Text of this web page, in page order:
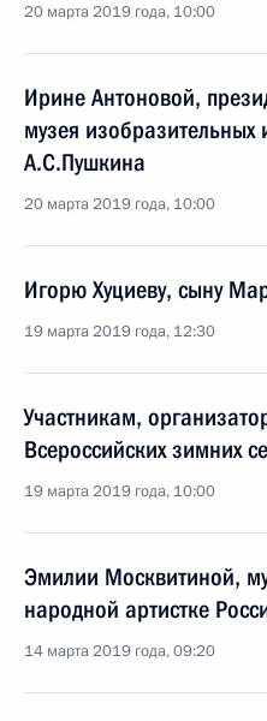
20 марта 2019 года, 10:00
Ирине Антоновой,
музея изобразительных
А.С.Пушкина
20 марта 2019 года, 10:00
Игорю Хуциеву, сыну
19 марта 2019 года, 12:30
Участникам,
Всероссийских зимних
19 марта 2019 года, 10:00
Эмилии Москвитиной,
народной артистке
14 марта 2019 года, 09:20